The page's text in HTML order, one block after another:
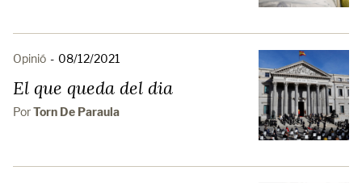
Opinió - 08/12/2021
El que queda del dia
PorTorn De Paraula